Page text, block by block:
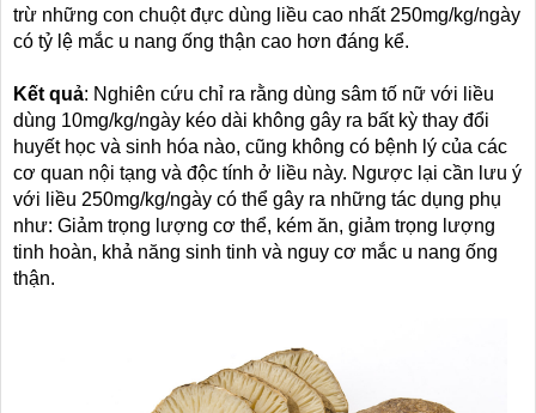
trừ những con chuột đực dùng liều cao nhất 250mg/kg/ngày
có tỷ lệ mắc u nang ống thận cao hơn đáng kể.
Kết quả: Nghiên cứu chỉ ra rằng dùng sâm tố nữ với liều
dùng 10mg/kg/ngày kéo dài không gây ra bất kỳ thay đổi
huyết học và sinh hóa nào, cũng không có bệnh lý của các
cơ quan nội tạng và độc tính ở liều này. Ngược lại cần lưu ý
với liều 250mg/kg/ngày có thể gây ra những tác dụng phụ
như: Giảm trọng lượng cơ thể, kém ăn, giảm trọng lượng
tinh hoàn, khả năng sinh tinh và nguy cơ mắc u nang ống
thận.